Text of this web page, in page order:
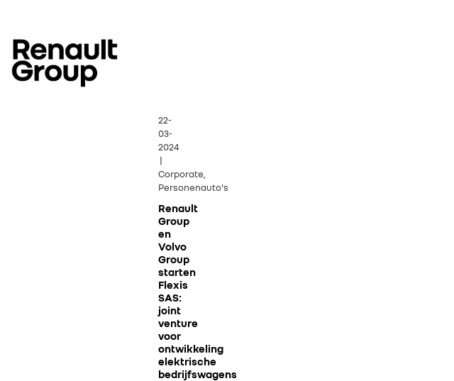
22-
03-
2024
|
Corporate,
Personenauto's
Renault
Group
en
Volvo
Group
starten
Flexis
SAS:
joint
venture
voor
ontwikkeling
elektrische
bedrijfswagens